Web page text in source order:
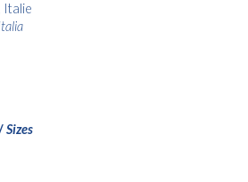
Italie
a
/Sizes